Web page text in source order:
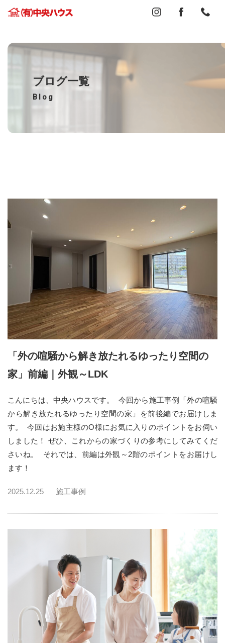
ブログ一覧
Blog
「外の喧騒から解き放たれるゆったり空間の
家」前編｜外観～LDK
こんにちは、中央ハウスです。 今回から施工事例「外の喧騒
から解き放たれるゆったり空間の家」を前後編でお届けしま
す。 今回はお施主様のO様にお気に入りのポイントをお伺い
しました！ ぜひ、これからの家づくりの参考にしてみてくだ
さいね。 それでは、前編は外観～2階のポイントをお届けし
ます！
2025.12.25 施工事例